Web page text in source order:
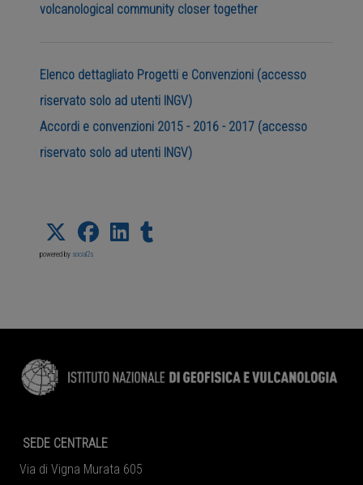
volcanological community closer together
Elenco dettagliato Progetti e Convenzioni (accesso
riservato solo ad utenti INGV)
Accordi e convenzioni 2015 - 2016 - 2017 (accesso
riservato solo ad utenti INGV)
powered by social2s
SEDE CENTRALE
Via di Vigna Murata 605